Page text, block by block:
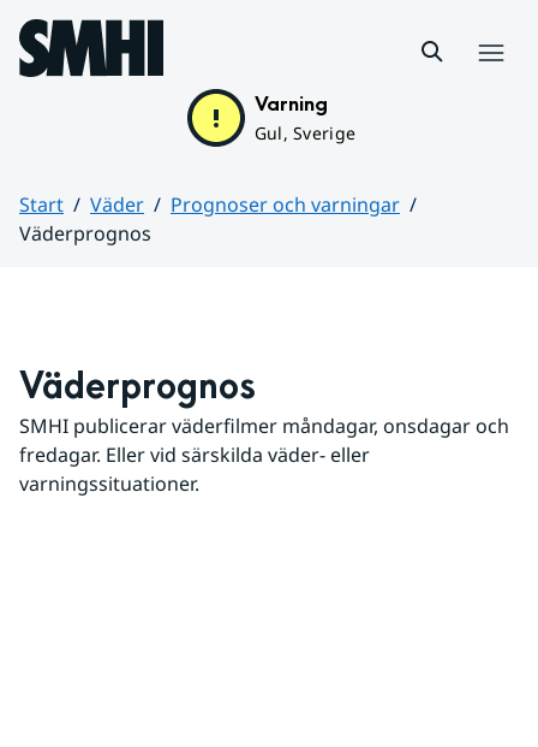
Hoppa till sidans innehåll
Varning
Gul, Sverige
Start Väder
Prognoser och varningar
Väderprognos
Väderprognos
SMHI publicerar väderfilmer måndagar, onsdagar och
fredagar. Eller vid särskilda väder- eller
varningssituationer.